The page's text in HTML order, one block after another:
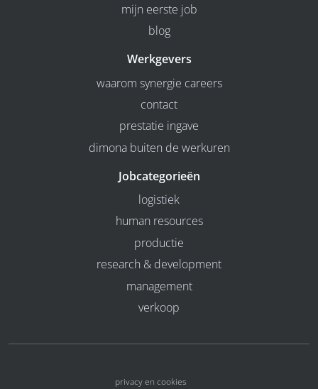
mijn eerste job
blog
Werkgevers
waarom synergie careers
contact
prestatie ingave
dimona buiten de werkuren
Jobcategorieën
logistiek
human resources
productie
research & development
management
verkoop
privacy en cookies